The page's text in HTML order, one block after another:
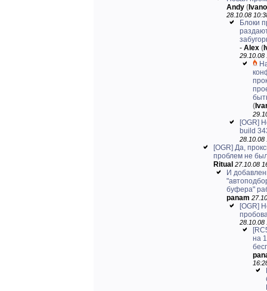
Andy (
28.10.08
Блоки
- Alex (
29.10.08
(
[OGR]
build
28.10.08
[OGR] Да,
проблем не
Ritual 27.10.08
И
буфера"
panam
[OGR]
28.10.08
на